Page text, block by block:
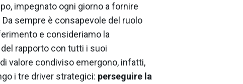
impegnato ogni giorno a fornire
Da sempre è consapevole del ruolo
e consideriamo la
rapporto con tutti i suoi
valore condiviso emergono, infatti,
i tre driver strategici: perseguire la